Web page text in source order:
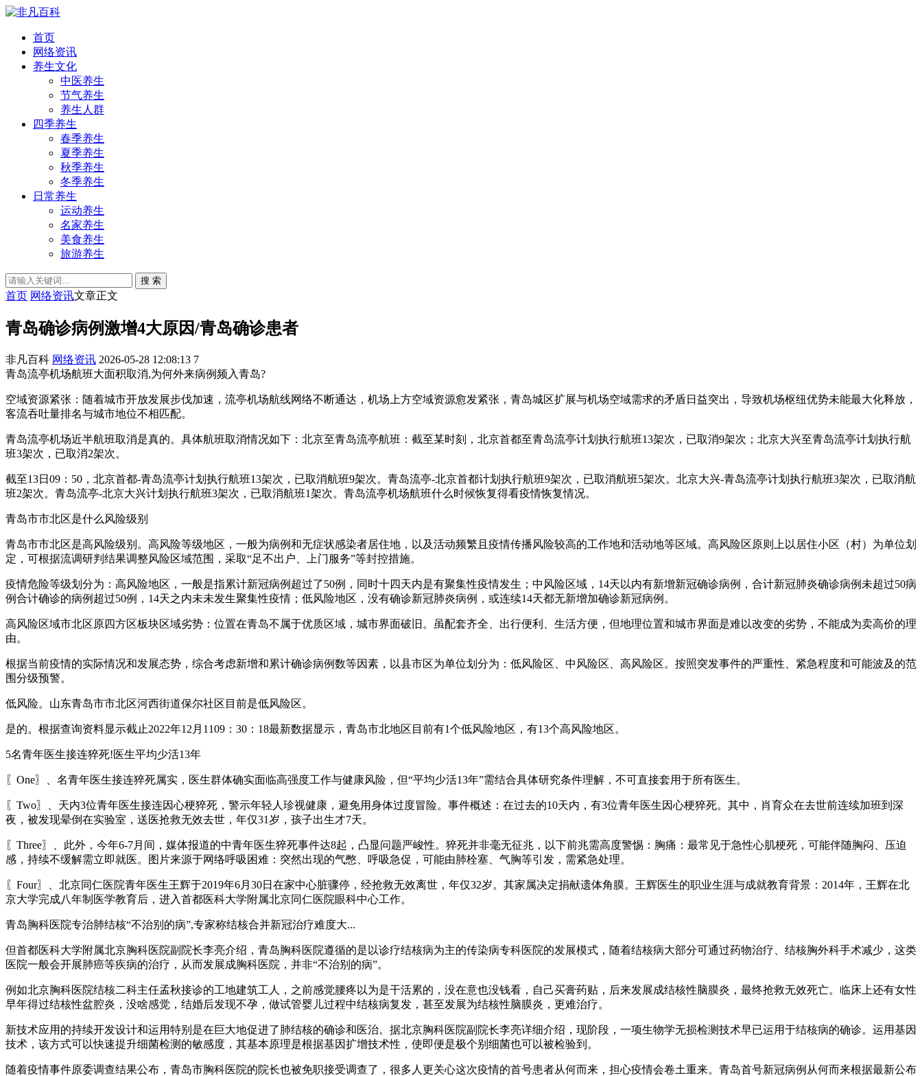
首页
网络资讯
养生文化
中医养生
节气养生
养生人群
四季养生
春季养生
夏季养生
秋季养生
冬季养生
日常养生
运动养生
名家养生
美食养生
旅游养生
搜 索
首页 网络资讯文章正文
青岛确诊病例激增4大原因/青岛确诊患者
非凡百科 网络资讯 2026-05-28 12:08:13 7
青岛流亭机场航班大面积取消,为何外来病例频入青岛?
空域资源紧张：随着城市开放发展步伐加速，流亭机场航线网络不断通达，机场上方空域资源愈发紧张，青岛城区扩展与机场空域需求的矛盾日益突出，导致机场枢纽优势未能最大化释放，
客流吞吐量排名与城市地位不相匹配。
青岛流亭机场近半航班取消是真的。具体航班取消情况如下：北京至青岛流亭航班：截至某时刻，北京首都至青岛流亭计划执行航班13架次，已取消9架次；北京大兴至青岛流亭计划执行航
班3架次，已取消2架次。
截至13日09：50，北京首都-青岛流亭计划执行航班13架次，已取消航班9架次。青岛流亭-北京首都计划执行航班9架次，已取消航班5架次。北京大兴-青岛流亭计划执行航班3架次，已取消航
班2架次。青岛流亭-北京大兴计划执行航班3架次，已取消航班1架次。青岛流亭机场航班什么时候恢复得看疫情恢复情况。
青岛市市北区是什么风险级别
青岛市市北区是高风险级别。高风险等级地区，一般为病例和无症状感染者居住地，以及活动频繁且疫情传播风险较高的工作地和活动地等区域。高风险区原则上以居住小区（村）为单位划
定，可根据流调研判结果调整风险区域范围，采取“足不出户、上门服务”等封控措施。
疫情危险等级划分为：高风险地区，一般是指累计新冠病例超过了50例，同时十四天内是有聚集性疫情发生；中风险区域，14天以内有新增新冠确诊病例，合计新冠肺炎确诊病例未超过50病
例合计确诊的病例超过50例，14天之内未未发生聚集性疫情；低风险地区，没有确诊新冠肺炎病例，或连续14天都无新增加确诊新冠病例。
高风险区域市北区原四方区板块区域劣势：位置在青岛不属于优质区域，城市界面破旧。虽配套齐全、出行便利、生活方便，但地理位置和城市界面是难以改变的劣势，不能成为卖高价的理
由。
根据当前疫情的实际情况和发展态势，综合考虑新增和累计确诊病例数等因素，以县市区为单位划分为：低风险区、中风险区、高风险区。按照突发事件的严重性、紧急程度和可能波及的范
围分级预警。
低风险。山东青岛市市北区河西街道保尔社区目前是低风险区。
是的。根据查询资料显示截止2022年12月1109：30：18最新数据显示，青岛市北地区目前有1个低风险地区，有13个高风险地区。
5名青年医生接连猝死!医生平均少活13年
〖One〗、名青年医生接连猝死属实，医生群体确实面临高强度工作与健康风险，但“平均少活13年”需结合具体研究条件理解，不可直接套用于所有医生。
〖Two〗、天内3位青年医生接连因心梗猝死，警示年轻人珍视健康，避免用身体过度冒险。事件概述：在过去的10天内，有3位青年医生因心梗猝死。其中，肖育众在去世前连续加班到深
夜，被发现晕倒在实验室，送医抢救无效去世，年仅31岁，孩子出生才7天。
〖Three〗、此外，今年6-7月间，媒体报道的中青年医生猝死事件达8起，凸显问题严峻性。猝死并非毫无征兆，以下前兆需高度警惕：胸痛：最常见于急性心肌梗死，可能伴随胸闷、压迫
感，持续不缓解需立即就医。图片来源于网络呼吸困难：突然出现的气憋、呼吸急促，可能由肺栓塞、气胸等引发，需紧急处理。
〖Four〗、北京同仁医院青年医生王辉于2019年6月30日在家中心脏骤停，经抢救无效离世，年仅32岁。其家属决定捐献遗体角膜。王辉医生的职业生涯与成就教育背景：2014年，王辉在北
京大学完成八年制医学教育后，进入首都医科大学附属北京同仁医院眼科中心工作。
青岛胸科医院专治肺结核“不治别的病”,专家称结核合并新冠治疗难度大...
但首都医科大学附属北京胸科医院副院长李亮介绍，青岛胸科医院遵循的是以诊疗结核病为主的传染病专科医院的发展模式，随着结核病大部分可通过药物治疗、结核胸外科手术减少，这类
医院一般会开展肺癌等疾病的治疗，从而发展成胸科医院，并非“不治别的病”。
例如北京胸科医院结核二科主任孟秋接诊的工地建筑工人，之前感觉腰疼以为是干活累的，没在意也没钱看，自己买膏药贴，后来发展成结核性脑膜炎，最终抢救无效死亡。临床上还有女性
早年得过结核性盆腔炎，没啥感觉，结婚后发现不孕，做试管婴儿过程中结核病复发，甚至发展为结核性脑膜炎，更难治疗。
新技术应用的持续开发设计和运用特别是在巨大地促进了肺结核的确诊和医治。据北京胸科医院副院长李亮详细介绍，现阶段，一项生物学无损检测技术早已运用于结核病的确诊。运用基因
技术，该方式可以快速提升细菌检测的敏感度，其基本原理是根据基因扩增技术性，使即便是极个别细菌也可以被检验到。
随着疫情事件原委调查结果公布，青岛市胸科医院的院长也被免职接受调查了，很多人更关心这次疫情的首号患者从何而来，担心疫情会卷土重来。青岛首号新冠病例从何而来根据最新公布